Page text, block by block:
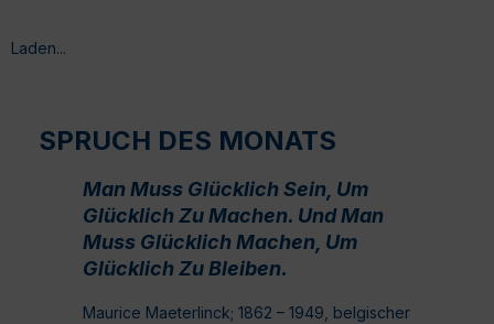
Laden...
SPRUCH DES MONATS
Man Muss Glücklich Sein, Um
Glücklich Zu Machen. Und Man
Muss Glücklich Machen, Um
Glücklich Zu Bleiben.
Maurice Maeterlinck; 1862 – 1949, belgischer